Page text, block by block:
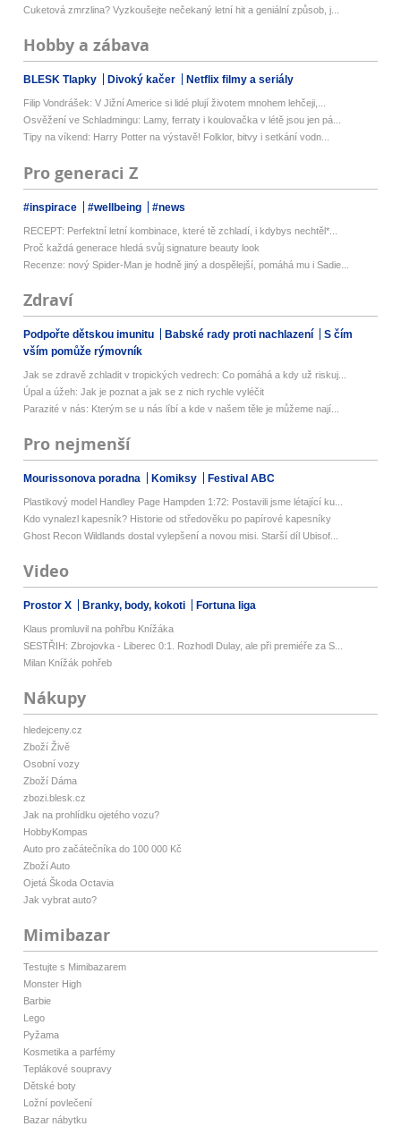
Cuketová zmrzlina? Vyzkoušejte nečekaný letní hit a geniální způsob, j...
Hobby a zábava
BLESK Tlapky Divoký kačer Netflix filmy a seriály
Filip Vondrášek: V Jižní Americe si lidé plují životem mnohem lehčeji,...
Osvěžení ve Schladmingu: Lamy, ferraty i koulovačka v létě jsou jen pá...
Tipy na víkend: Harry Potter na výstavě! Folklor, bitvy i setkání vodn...
Pro generaci Z
#inspirace #wellbeing #news
RECEPT: Perfektní letní kombinace, které tě zchladí, i kdybys nechtěl*...
Proč každá generace hledá svůj signature beauty look
Recenze: nový Spider-Man je hodně jiný a dospělejší, pomáhá mu i Sadie...
Zdraví
Podpořte dětskou imunitu Babské rady proti nachlazení
S čím
vším pomůže rýmovník
Jak se zdravě zchladit v tropických vedrech: Co pomáhá a kdy už riskuj...
Úpal a úžeh: Jak je poznat a jak se z nich rychle vyléčit
Parazité v nás: Kterým se u nás líbí a kde v našem těle je můžeme nají...
Pro nejmenší
Mourissonova poradna Komiksy Festival ABC
Plastikový model Handley Page Hampden 1:72: Postavili jsme létající ku...
Kdo vynalezl kapesník? Historie od středověku po papírové kapesníky
Ghost Recon Wildlands dostal vylepšení a novou misi. Starší díl Ubisof...
Video
Prostor X Branky, body, kokoti Fortuna liga
Klaus promluvil na pohřbu Knížáka
SESTŘIH: Zbrojovka - Liberec 0:1. Rozhodl Dulay, ale při premiéře za S...
Milan Knížák pohřeb
Nákupy
hledejceny.cz
Zboží Živě
Osobní vozy
Zboží Dáma
zbozi.blesk.cz
Jak na prohlídku ojetého vozu?
HobbyKompas
Auto pro začátečníka do 100 000 Kč
Zboží Auto
Ojetá Škoda Octavia
Jak vybrat auto?
Mimibazar
Testujte s Mimibazarem
Monster High
Barbie
Lego
Pyžama
Kosmetika a parfémy
Teplákové soupravy
Dětské boty
Ložní povlečení
Bazar nábytku